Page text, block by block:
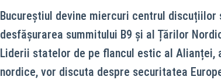
Bucureștiul devine miercuri centrul discuțiilor
desfășurarea summitului B9 și al Țărilor
Liderii statelor de pe flancul estic al
nordice, vor discuta despre securitatea